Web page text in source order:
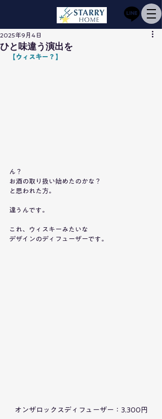
ひと味違う演出を
2025年9月4日
【ウィスキー？】
ん？
お酒の取り扱い始めたのかな？
と思われた方。
違うんです。
これ、ウィスキーみたいな
デザインのディフューザーです。
オンザロックスディフューザー：3,300円